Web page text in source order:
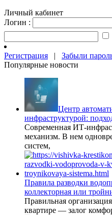
Личный кабинет
Логин :
Регистрация | Забыли
Популярные новости
Центр
инфраструктурой:
Современная ИТ-
механизм. В нем
систем,
Правила разводки
коллекторная или
Правильная
квартире — залог